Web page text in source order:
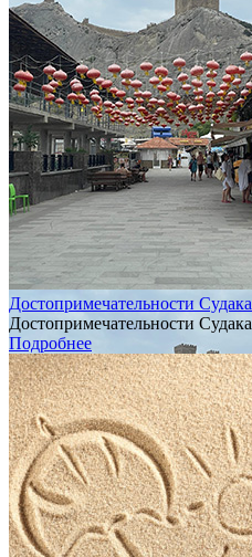
Достопримечательности Судака
Достопримечательности Судака
Подробнее